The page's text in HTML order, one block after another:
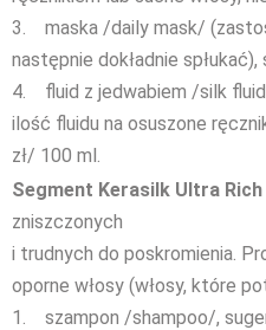
3. maska /daily mask/
następnie dokładnie
4. fluid z jedwabiem /silk
ilość fluidu na osuszone
zł/ 100 ml.
Segment Kerasilk Ultra
zniszczonych
i trudnych do poskromienia.
oporne włosy (włosy, które
1. szampon /shampoo/,